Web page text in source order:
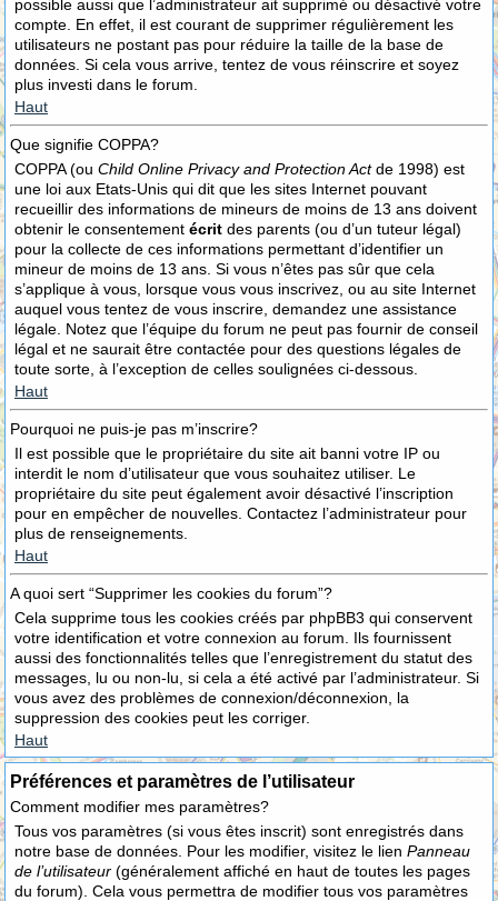
possible aussi que l’administrateur ait supprimé ou désactivé votre
compte. En effet, il est courant de supprimer régulièrement les
utilisateurs ne postant pas pour réduire la taille de la base de
données. Si cela vous arrive, tentez de vous réinscrire et soyez
plus investi dans le forum.
Haut
Que signifie COPPA?
COPPA (ou Child Online Privacy and Protection Actde 1998) est
une loi aux Etats-Unis qui dit que les sites Internet pouvant
recueillir des informations de mineurs de moins de 13 ans doivent
obtenir le consentement écrit des parents (ou d’un tuteur légal)
pour la collecte de ces informations permettant d’identifier un
mineur de moins de 13 ans. Si vous n’êtes pas sûr que cela
s’applique à vous, lorsque vous vous inscrivez, ou au site Internet
auquel vous tentez de vous inscrire, demandez une assistance
légale. Notez que l’équipe du forum ne peut pas fournir de conseil
légal et ne saurait être contactée pour des questions légales de
toute sorte, à l’exception de celles soulignées ci-dessous.
Haut
Pourquoi ne puis-je pas m’inscrire?
Il est possible que le propriétaire du site ait banni votre IP ou
interdit le nom d’utilisateur que vous souhaitez utiliser. Le
propriétaire du site peut également avoir désactivé l’inscription
pour en empêcher de nouvelles. Contactez l’administrateur pour
plus de renseignements.
Haut
A quoi sert “Supprimer les cookies du forum”?
Cela supprime tous les cookies créés par phpBB3 qui conservent
votre identification et votre connexion au forum. Ils fournissent
aussi des fonctionnalités telles que l’enregistrement du statut des
messages, lu ou non-lu, si cela a été activé par l’administrateur. Si
vous avez des problèmes de connexion/déconnexion, la
suppression des cookies peut les corriger.
Haut
Préférences et paramètres de l’utilisateur
Comment modifier mes paramètres?
Tous vos paramètres (si vous êtes inscrit) sont enregistrés dans
notre base de données. Pour les modifier, visitez le lien Panneau
de l’utilisateur (généralement affiché en haut de toutes les pages
du forum). Cela vous permettra de modifier tous vos paramètres